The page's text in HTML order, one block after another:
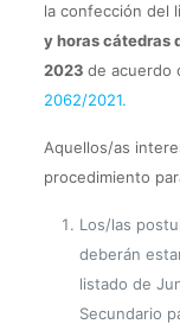
la confección del
y horas cátedras
2023 de acuerdo
2062/2021.
Aquellos/as
procedimiento
Los/las
deberán
listado de
Secundario